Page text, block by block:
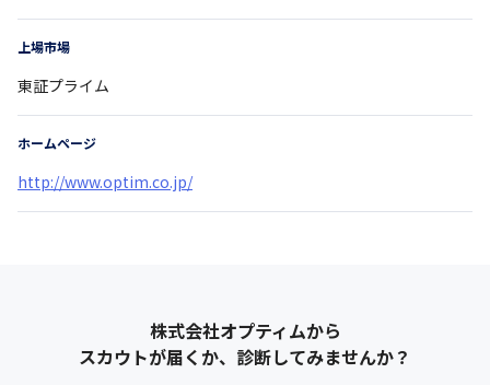
上場市場
東証プライム
ホームページ
http://www.optim.co.jp/
株式会社オプティムから
スカウトが届くか、診断してみませんか？